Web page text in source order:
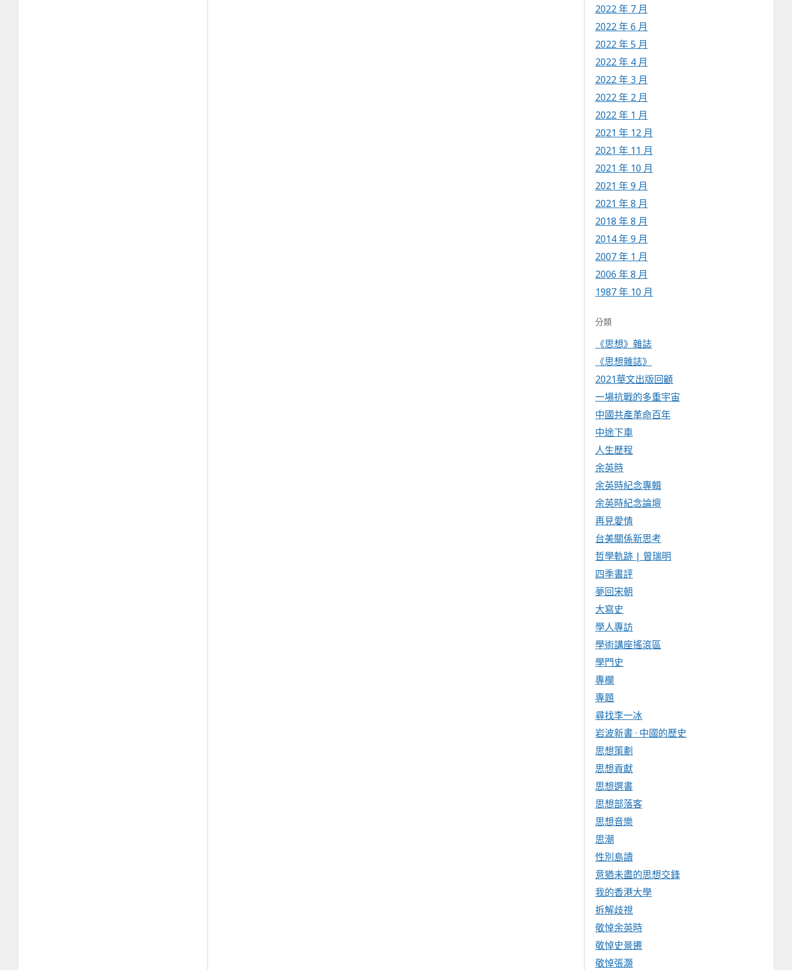
2022 年 7 月
2022 年 6 月
2022 年 5 月
2022 年 4 月
2022 年 3 月
2022 年 2 月
2022 年 1 月
2021 年 12 月
2021 年 11 月
2021 年 10 月
2021 年 9 月
2021 年 8 月
2018 年 8 月
2014 年 9 月
2007 年 1 月
2006 年 8 月
1987 年 10 月
分類
《思想》雜誌
《思想雜誌》
2021華文出版回顧
一場抗戰的多重宇宙
中國共產革命百年
中途下車
人生歷程
余英時
余英時紀念專輯
余英時紀念論壇
再見愛情
台美關係新思考
哲學軌跡 | 曾瑞明
四季書評
夢回宋朝
大寫史
學人專訪
學術講座搖滾區
學門史
專欄
專題
尋找李一冰
岩波新書 · 中國的歷史
思想策劃
思想貢獻
思想選書
思想部落客
思想音樂
思潮
性別島讀
意猶未盡的思想交鋒
我的香港大學
拆解歧視
敬悼余英時
敬悼史景遷
敬悼張灝